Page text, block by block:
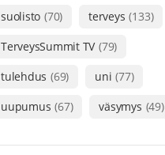
suolisto (70) terveys (133)
TerveysSummit TV (79)
tulehdus (69) uni (77)
uupumus (67) väsymys (49)